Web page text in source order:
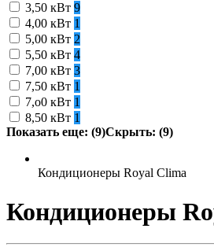
3,50 кВт 9
4,00 кВт 1
5,00 кВт 2
5,50 кВт 4
7,00 кВт 3
7,50 кВт 1
7,o0 кВт 1
8,50 кВт 1
Показать еще: (9)Скрыть: (9)
Кондиционеры Royal Clima
Кондиционеры